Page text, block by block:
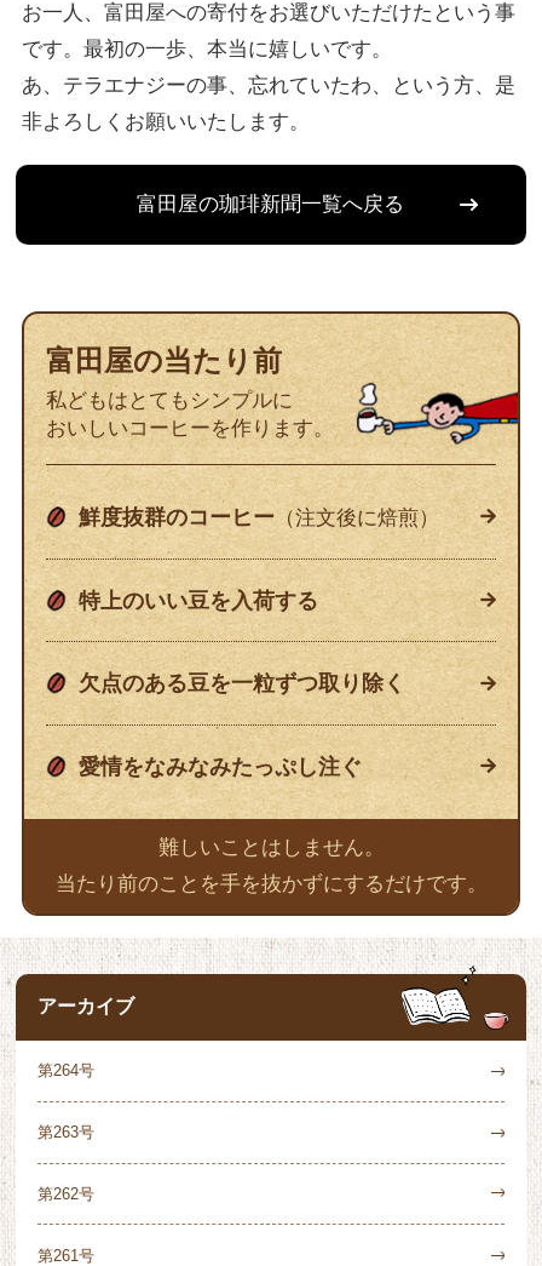
お一人、富田屋への寄付をお選びいただけたという事
です。最初の一歩、本当に嬉しいです。
あ、テラエナジーの事、忘れていたわ、という方、是
非よろしくお願いいたします。
富田屋の珈琲新聞一覧へ戻る
富田屋の当たり前
私どもはとてもシンプルに
おいしいコーヒーを作ります。
鮮度抜群のコーヒー（注文後に焙煎）
特上のいい豆を入荷する
欠点のある豆を一粒ずつ取り除く
愛情をなみなみたっぷし注ぐ
難しいことはしません。
当たり前のことを手を抜かずにするだけです。
アーカイブ
第264号
第263号
第262号
第261号